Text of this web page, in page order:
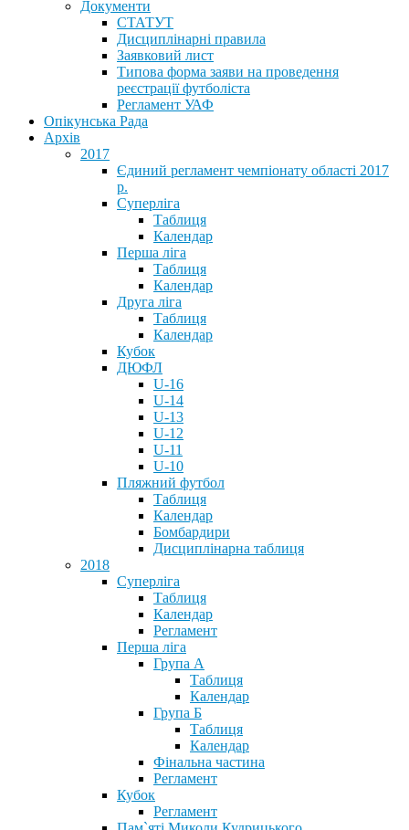
Документи
СТАТУТ
Дисциплінарні правила
Заявковий лист
Типова форма заяви на проведення
реєстрації футболіста
Регламент УАФ
Опікунська Рада
Архів
2017
Єдиний регламент чемпіонату області 2017
р.
Суперліга
Таблиця
Календар
Перша ліга
Таблиця
Календар
Друга ліга
Таблиця
Календар
Кубок
ДЮФЛ
U-16
U-14
U-13
U-12
U-11
U-10
Пляжний футбол
Таблиця
Календар
Бомбардири
Дисциплінарна таблиця
2018
Суперліга
Таблиця
Календар
Регламент
Перша ліга
Група А
Таблиця
Календар
Група Б
Таблиця
Календар
Фінальна частина
Регламент
Кубок
Регламент